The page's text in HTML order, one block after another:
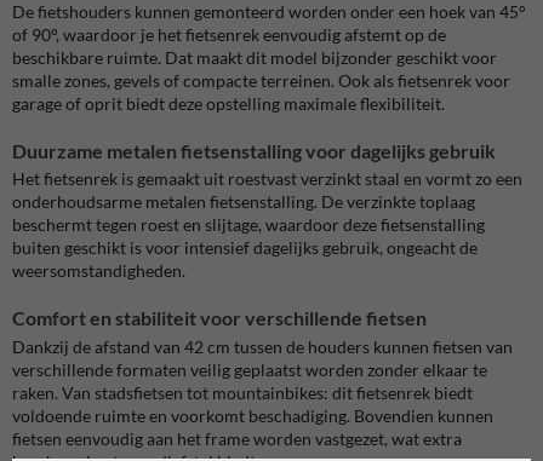
De fietshouders kunnen gemonteerd worden onder een hoek van 45°
of 90°, waardoor je het fietsenrek eenvoudig afstemt op de
beschikbare ruimte. Dat maakt dit model bijzonder geschikt voor
smalle zones, gevels of compacte terreinen. Ook als fietsenrek voor
garage of oprit biedt deze opstelling maximale flexibiliteit.
Duurzame metalen fietsenstalling voor dagelijks gebruik
Het fietsenrek is gemaakt uit roestvast verzinkt staal en vormt zo een
onderhoudsarme metalen fietsenstalling. De verzinkte toplaag
beschermt tegen roest en slijtage, waardoor deze fietsenstalling
buiten geschikt is voor intensief dagelijks gebruik, ongeacht de
weersomstandigheden.
Comfort en stabiliteit voor verschillende fietsen
Dankzij de afstand van 42 cm tussen de houders kunnen fietsen van
verschillende formaten veilig geplaatst worden zonder elkaar te
raken. Van stadsfietsen tot mountainbikes: dit fietsenrek biedt
voldoende ruimte en voorkomt beschadiging. Bovendien kunnen
fietsen eenvoudig aan het frame worden vastgezet, wat extra